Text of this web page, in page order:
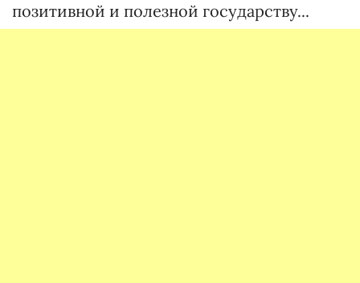
позитивной и полезной государству...